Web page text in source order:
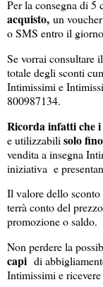
Per la consegna di 5
acquisto, un
o SMS entro il
Se vorrai consultare
totale degli sconti
Intimissimi e
800987134.
Ricorda infatti che
e utilizzabili solo
vendita a insegna
iniziativa e
Il valore dello
terrà conto del
promozione o saldo.
Non perdere la
capi di
Intimissimi e